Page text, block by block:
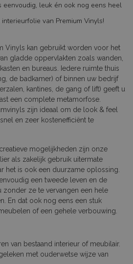
eenvoudig, leuk én ook nog eens heel
van Premium Vinyls!
Vinyls kan gebruikt worden voor het
gladde oppervlakten zoals wanden,
en bureaus. Iedere ruimte thuis
de badkamer) of binnen uw bedrijf
kantines, de gang of lift) geeft u
een complete metamorfose.
zijn ideaal om de look & feel
en zeer kostenefficiënt te
mogelijkheden zijn onze
als zakelijk gebruik uitermate
het is ook een duurzame oplossing.
een tweede leven en de
zonder ze te vervangen een hele
En dat ook nog eens een stuk
of een gehele verbouwing.
van bestaand interieur of meubilair.
met ouderwetse wijze van